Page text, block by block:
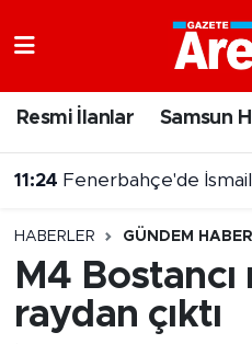
Resmi İlanlar Samsun
11:24 Fenerbahçe'de İsmail
HABERLER GÜNDEM
M4
raydan çıktı
Samsun Namaz
Süper Lig Puan